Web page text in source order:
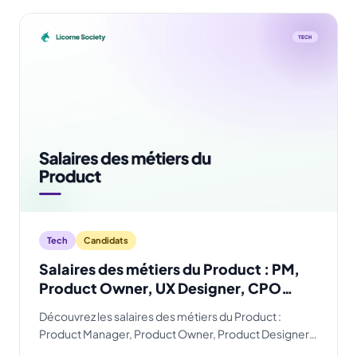
Tech Candidats
Salaires des métiers du Product : PM,
Product Owner, UX Designer, CPO…
Découvrez les salaires des métiers du Product :
Product Manager, Product Owner, Product Designer,